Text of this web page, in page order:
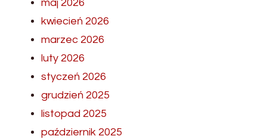
maj 2026
kwiecień 2026
marzec 2026
luty 2026
styczeń 2026
grudzień 2025
listopad 2025
październik 2025